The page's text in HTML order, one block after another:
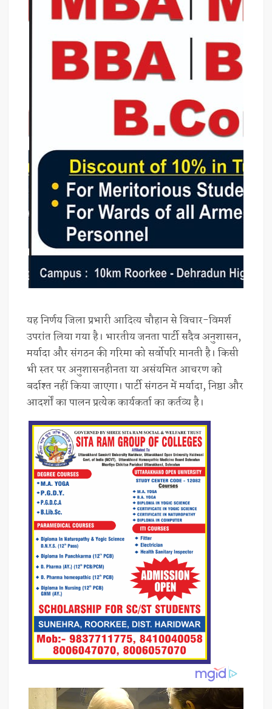
यह निर्णय जिला प्रभारी आदित्य चौहान से विचार-विमर्श
उपरांत लिया गया है। भारतीय जनता पार्टी सदैव अनुशासन,
मर्यादा और संगठन की गरिमा को सर्वोपरि मानती है। किसी
भी स्तर पर अनुशासनहीनता या असंयमित आचरण को
बर्दाश्त नहीं किया जाएगा। पार्टी संगठन में मर्यादा, निष्ठा और
आदर्शों का पालन प्रत्येक कार्यकर्ता का कर्तव्य है।